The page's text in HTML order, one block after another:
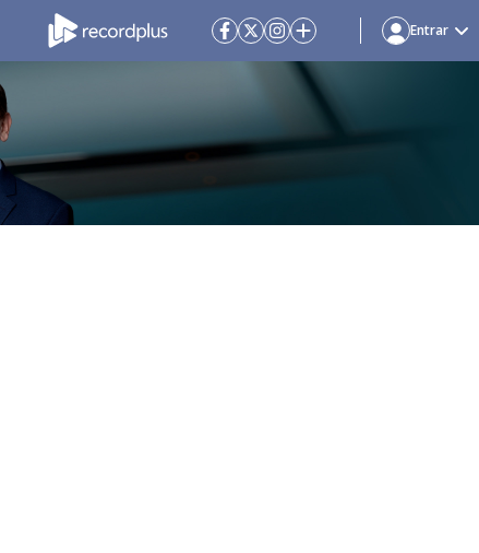
Entrar